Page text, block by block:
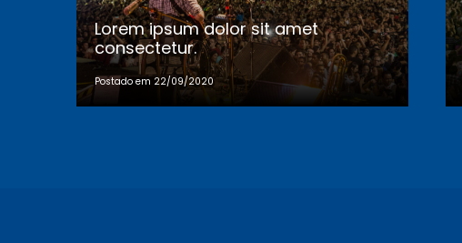
Lorem ipsum dolor sit amet
consectetur.
Postado em 22/09/2020